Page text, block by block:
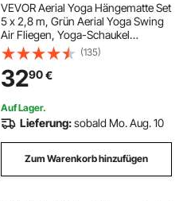
VEVOR Aerial Yoga Hängematte Set
5 x 2,8 m, Grün Aerial Yoga Swing
Air Fliegen, Yoga-Schaukel
Hammock Swing 1000 kg Max.
Tragfähigkeit, inkl. Yoga-Socken &
Stahlkarabiner, Anti-Gravity-
Übungen
(135)
3290€
Auf Lager.
Lieferung:sobald Mo. Aug. 10
Zum Warenkorb hinzufügen